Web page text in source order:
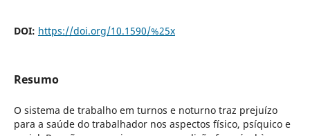
DOI: https://doi.org/10.1590/%25x
Resumo
O sistema de trabalho em turnos e noturno traz prejuízo
para a saúde do trabalhador nos aspectos físico, psíquico e